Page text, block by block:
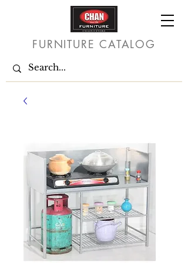
FURNITURE CATALOG